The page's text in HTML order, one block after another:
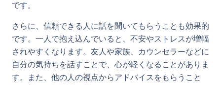
です。
さらに、信頼できる人に話を聞いてもらうことも効果的
です。一人で抱え込んでいると、不安やストレスが増幅
されやすくなります。友人や家族、カウンセラーなどに
自分の気持ちを話すことで、心が軽くなることがありま
す。また、他の人の視点からアドバイスをもらうこと